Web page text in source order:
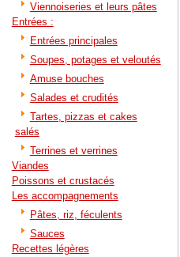
Viennoiseries et leurs pâtes
Entrées :
Entrées principales
Soupes, potages et veloutés
Amuse bouches
Salades et crudités
Tartes, pizzas et cakes
salés
Terrines et verrines
Viandes
Poissons et crustacés
Les accompagnements
Pâtes, riz, féculents
Sauces
Recettes légères